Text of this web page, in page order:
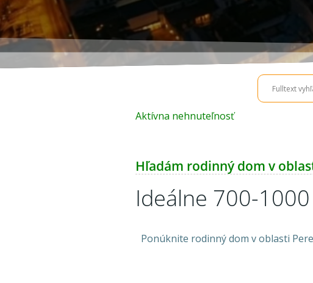
Aktívna nehnuteľnosť
Hľadám rodinný dom v
Ideálne 700-
Ponúknite rodinný dom v oblasti